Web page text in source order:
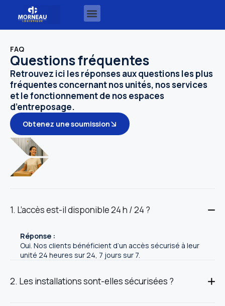
FAQ
Questions fréquentes
Retrouvez ici les réponses aux questions les plus
fréquentes concernant nos unités, nos services
et le fonctionnement de nos espaces
d’entreposage.
Obtenez une soumission
1. L’accès est-il disponible 24 h / 24 ?
Réponse :
Oui. Nos clients bénéficient d’un accès sécurisé à leur
unité 24 heures sur 24, 7 jours sur 7.
2. Les installations sont-elles sécurisées ?